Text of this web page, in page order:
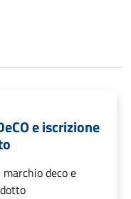
e iscrizione
deco e